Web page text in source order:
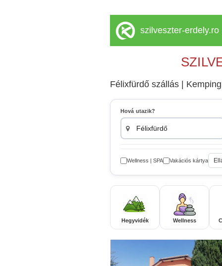
szilveszter-erdely.ro
Félixfürdő szállás |
Hová utazik?
Wellness | SPA Vakációs kártya
Hegyvidék Wellness